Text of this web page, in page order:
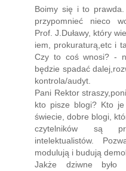
Boimy się i to
przypomnieć nieco
Prof. J.Duławy, który
iem, prokuraturą,etc i
Czy to coś wnosi? -
będzie spadać
kontrola/audyt.
Pani Rektor
kto pisze blogi? Kto
świecie, dobre blogi,
czytelników są
intelektualistów.
modulują i budują
Jakże dziwne było